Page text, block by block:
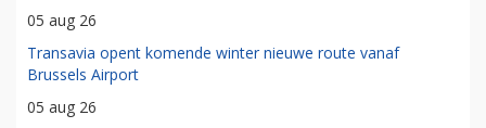
05 aug 26
Transavia opent komende winter nieuwe route vanaf
Brussels Airport
05 aug 26